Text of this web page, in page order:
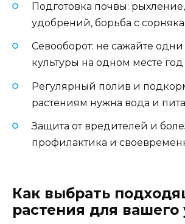
Подготовка почвы:
удобрений, борьба с
Севооборот: не сажайте
культуры на одном месте год
Регулярный полив и
растениям нужна вода и
Защита от вредителей и
профилактика и
Как выбрать
растения для вашего